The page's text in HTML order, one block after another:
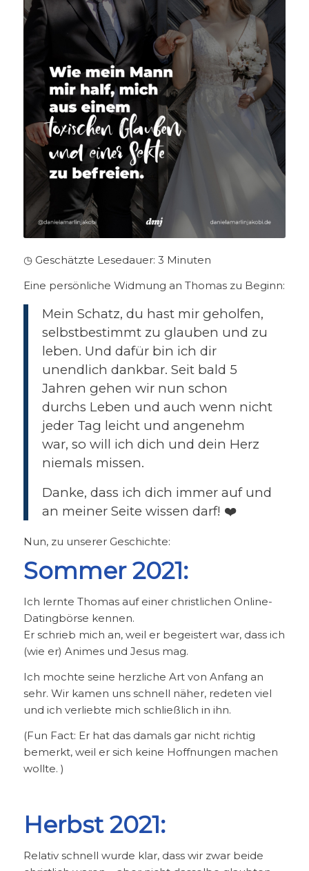
◷ Geschätzte Lesedauer: 3 Minuten
Eine persönliche Widmung an Thomas zu Beginn:
Mein Schatz, du hast mir geholfen,
selbstbestimmt zu glauben und zu
leben. Und dafür bin ich dir
unendlich dankbar. Seit bald 5
Jahren gehen wir nun schon
durchs Leben und auch wenn nicht
jeder Tag leicht und angenehm
war, so will ich dich und dein Herz
niemals missen.
Danke, dass ich dich immer auf und
an meiner Seite wissen darf! ❤️‍
Nun, zu unserer Geschichte:
Sommer 2021:
Ich lernte Thomas auf einer christlichen Online-
Datingbörse kennen.
Er schrieb mich an, weil er begeistert war, dass ich
(wie er) Animes und Jesus mag.
Ich mochte seine herzliche Art von Anfang an
sehr. Wir kamen uns schnell näher, redeten viel
und ich verliebte mich schließlich in ihn.
(Fun Fact: Er hat das damals gar nicht richtig
bemerkt, weil er sich keine Hoffnungen machen
wollte. )
Herbst 2021:
Relativ schnell wurde klar, dass wir zwar beide